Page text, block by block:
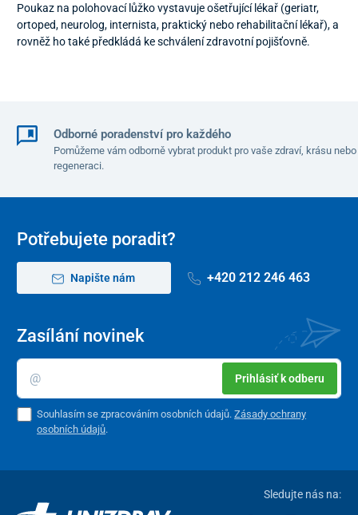
Poukaz na polohovací lůžko vystavuje ošetřující lékař (geriatr,
ortoped, neurolog, internista, praktický nebo rehabilitační lékař), a
rovněž ho také předkládá ke schválení zdravotní pojišťovně.
Odborné poradenství pro každého
Pomůžeme vám odborně vybrat produkt pro vaše zdraví, krásu nebo
regeneraci.
Potřebujete poradit?
Napište nám +420 212 246 463
Zasílání novinek
Prihlásiť k odberu
Souhlasím se zpracováním osobních údajů.Zásady ochrany
osobních údajů.
Sledujte nás na: